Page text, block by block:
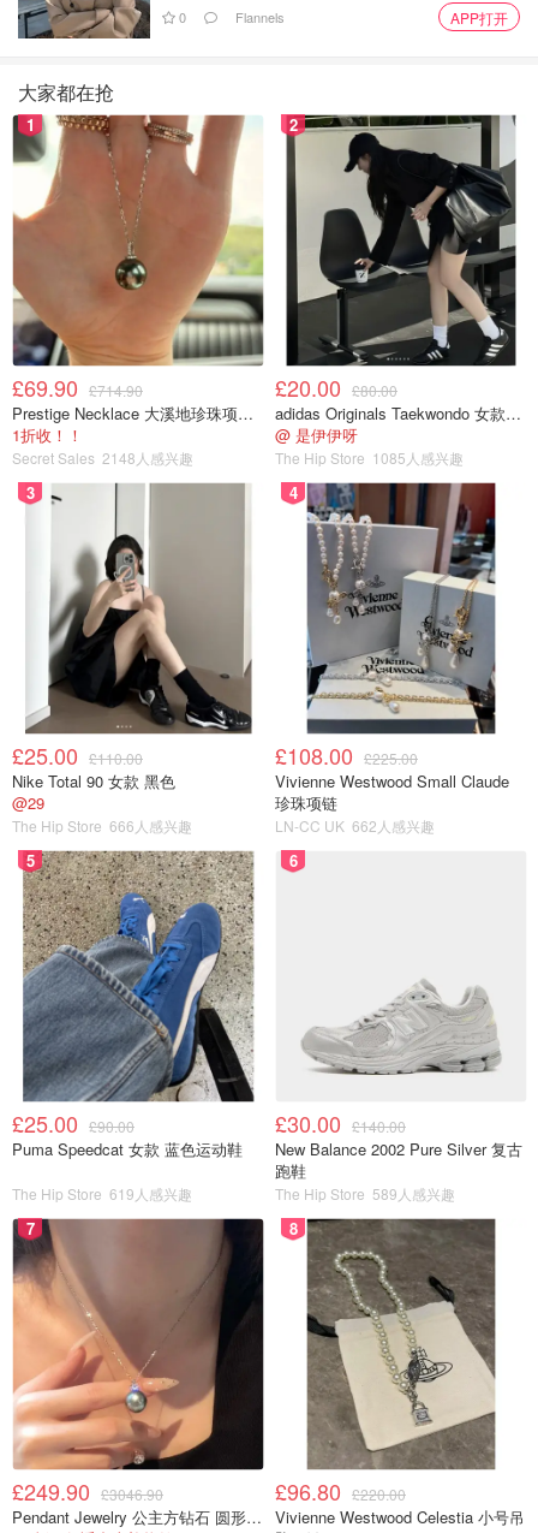
小贴士
免费入场：市集对公众开放，不需要门票。
喝点暖饮、吃点小零食：市集提供节日特色饮品和小吃，逛
累了可以顺便补充能量。
线上逛市集：如果不方便亲自去，也可以在皇家收藏信托官
网或者伦敦各大信托商店线上购买。
对于在英留学生和华人朋友来说，这绝对是一个既能感受英
伦皇家氛围，又能买到独特圣诞礼物的好去处。赶紧把白金
汉宫的圣诞市集安排进你的圣诞计划吧！
0 Flannels APP打开
大家都在抢
1
£69.90 £714.90
Prestige Necklace 大溪地珍珠项链 10-11mm
1折收！！
Secret Sales 2148人感兴趣
2
£20.00 £80.00
adidas Originals Taekwondo 女款黑色运动鞋
@ 是伊伊呀
The Hip Store 1085人感兴趣
3
£25.00 £110.00
Nike Total 90 女款 黑色
@29
The Hip Store 666人感兴趣
4
£108.00 £225.00
Vivienne Westwood Small Claude
珍珠项链
LN-CC UK 662人感兴趣
5
£25.00 £90.00
Puma Speedcat 女款 蓝色运动鞋
The Hip Store 619人感兴趣
6
£30.00 £140.00
New Balance 2002 Pure Silver 复古
跑鞋
The Hip Store 589人感兴趣
7
£249.90 £3046.90
Pendant Jewelry 公主方钻石 圆形大溪地珍珠吊坠 11-12mm
8
£96.80 £220.00
Vivienne Westwood Celestia 小号吊